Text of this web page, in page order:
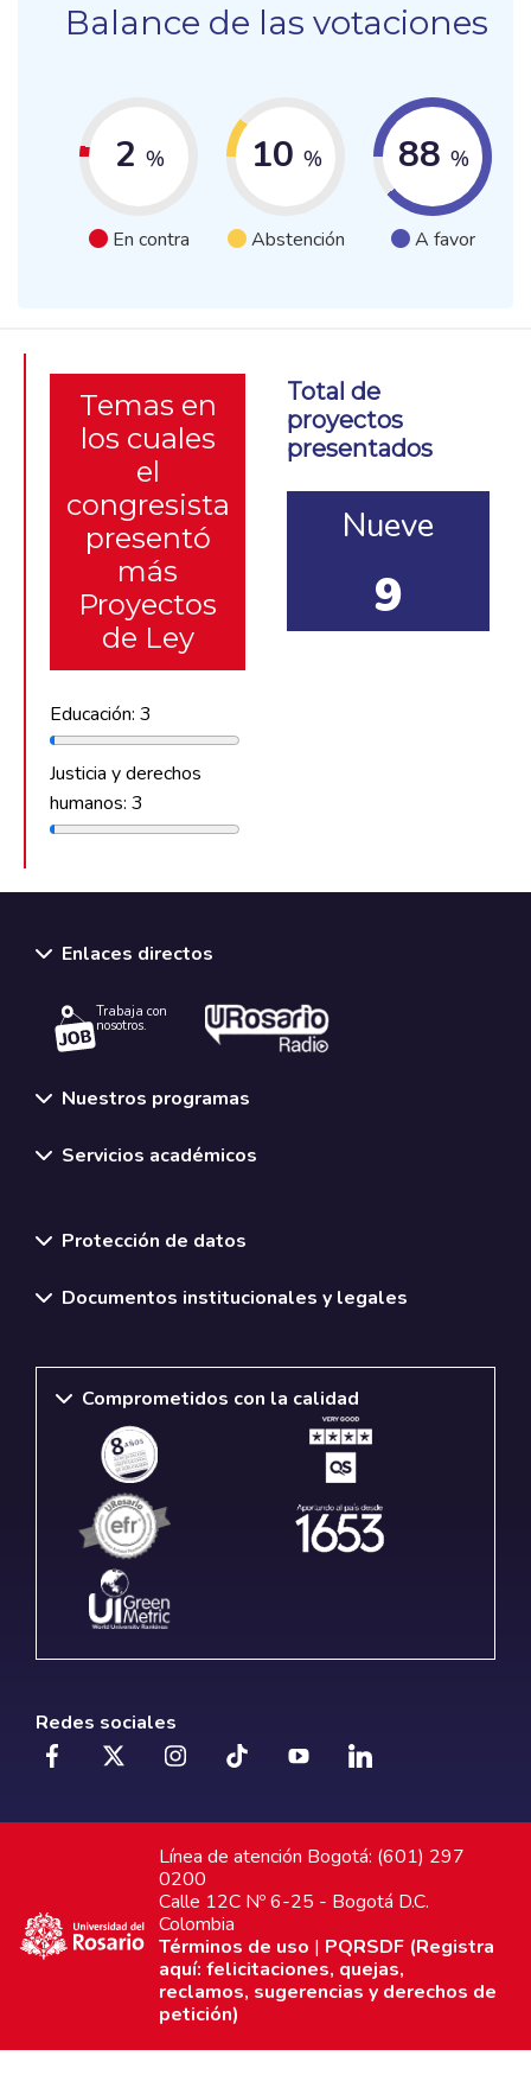
Balance de las votaciones
2 %
En contra
10 %
Abstención
88 %
A favor
Temas en
los cuales
el
congresista
presentó
más
Proyectos
de Ley
Educación: 3
Justicia y derechos
humanos: 3
Total de
proyectos
presentados
Nueve
9
Enlaces directos
Trabaja con
nosotros.
Nuestros programas
Servicios académicos
Protección de datos
Documentos institucionales y legales
Comprometidos con la calidad
Redes sociales
Línea de atención Bogotá: (601) 297
0200
Calle 12C Nº 6-25 - Bogotá D.C.
Colombia
Términos de uso | PQRSDF (Registra
aquí: felicitaciones, quejas,
reclamos, sugerencias y derechos de
petición)